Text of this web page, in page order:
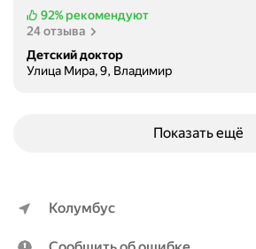
и
92% рекомендуют
24 отзыва
Детский доктор
Улица Мира, 9, Владимир
Показать ещё
Колумбус